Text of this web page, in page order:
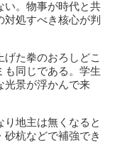
い。物事が時代と共
処すべき核心が判
た拳のおろしどこ
も同じである。学生
景が浮かんで来
地主は無くなると
杭などで補強でき